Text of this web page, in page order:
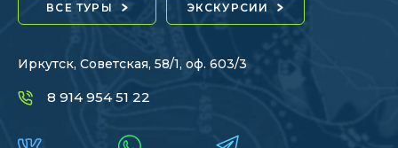
ВСЕ ТУРЫ ЭКСКУРСИИ
Иркутск, Советская, 58/1, оф. 603/3
8 914 954 51 22